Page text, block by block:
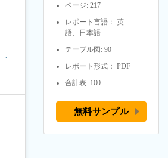
ページ: 217
レポート言語： 英
語、日本語
テーブル図: 90
レポート形式： PDF
合計表: 100
無料サンプル